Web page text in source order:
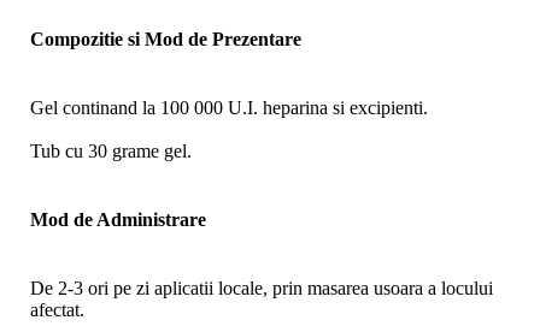
Compozitie si Mod de Prezentare
Gel continand la 100 000 U.I. heparina si excipienti.
Tub cu 30 grame gel.
Mod de Administrare
De 2-3 ori pe zi aplicatii locale, prin masarea usoara a locului
afectat.